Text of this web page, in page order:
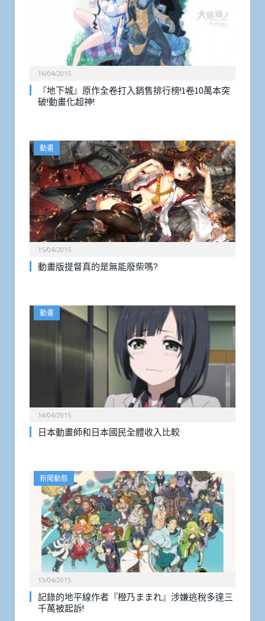
16/04/2015
『地下城』原作全卷打入銷售排行榜!1卷10萬本突
破!動畫化超神!
動畫
15/04/2015
動畫版提督真的是無能廢柴嗎?
動畫
14/04/2015
日本動畫師和日本國民全體收入比較
新聞動態
13/04/2015
記錄的地平線作者『橙乃ままれ』涉嫌逃稅多達三
千萬被起訴!